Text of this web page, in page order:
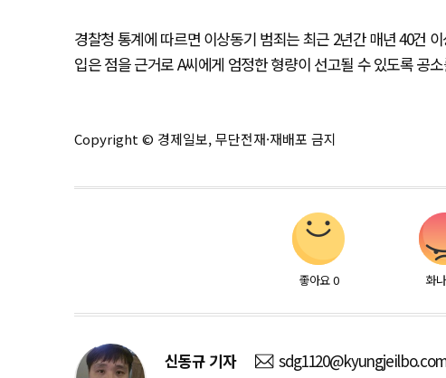
경찰청 통계에 따르면 이상동기 범죄는 최근 2년간 매년 40건
입은 점을 근거로 A씨에게 엄정한 형량이 선고될 수 있도록 공
Copyright © 경제일보, 무단전재·재배포 금지
좋아요 0 화
신동규 기자